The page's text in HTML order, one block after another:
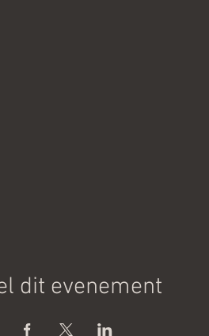
dit evenement